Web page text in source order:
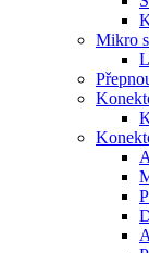
Mikro